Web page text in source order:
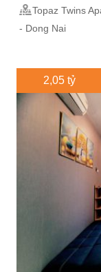
Topaz Twins
- Dong Nai
2,05 tỷ